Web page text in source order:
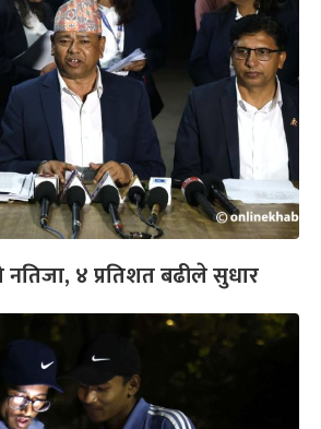
४ प्रतिशत बढीले सुधार